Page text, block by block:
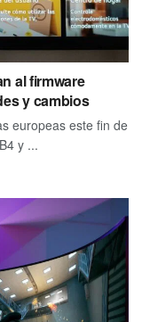
al firmware
y cambios
europeas este fin de
y ...